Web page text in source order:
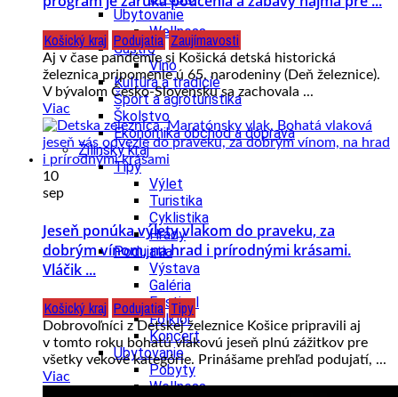
Ubytovanie
Wellness
Gastro
Víno
Kultúra a tradície
Šport a agroturistika
Školstvo
Ekonomika obchod a doprava
Žilinský kraj
Tipy
Výlet
Turistika
Cyklistika
Hrady
Podujatia
Výstava
Galéria
Festival
Folklór
Koncert
Ubytovanie
Pobyty
Wellness
Košický kraj Podujatia Zaujímavosti
Aj v čase pandémie si Košická detská historická
železnica pripomenie ú 65. narodeniny (Deň železnice).
V bývalom Česko-Slovensku sa zachovala ...
Viac
10
sep
Jeseň ponúka výlety vlakom do praveku, za
dobrým vínom, na hrad i prírodnými krásami.
Vláčik ...
Košický kraj Podujatia Tipy
Dobrovoľníci z Detskej železnice Košice pripravili aj
v tomto roku bohatú vlakovú jeseň plnú zážitkov pre
všetky vekové kategórie. Prinášame prehľad podujatí, ...
Viac